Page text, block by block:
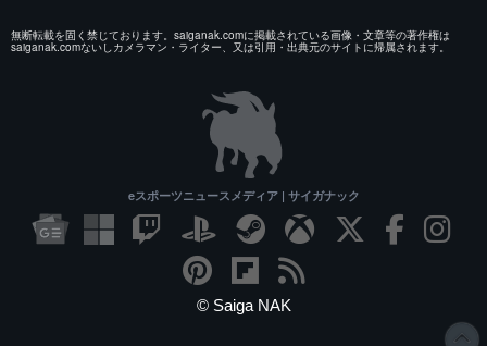
無断転載を固く禁じております。saiganak.comに掲載されている画像・文章等の著作権は
saiganak.comないしカメラマン・ライター、又は引用・出典元のサイトに帰属されます。
eスポーツニュースメディア | サイガナック
© Saiga NAK